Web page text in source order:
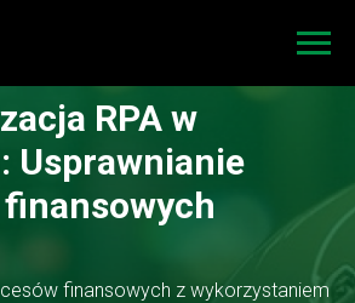
RPA w
Usprawnianie
finansowych z wykorzystaniem